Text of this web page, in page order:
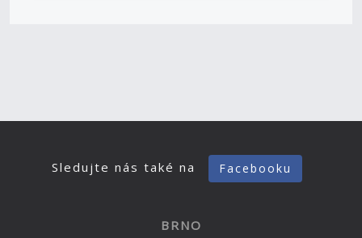
Sledujte nás také na Facebooku
BRNO